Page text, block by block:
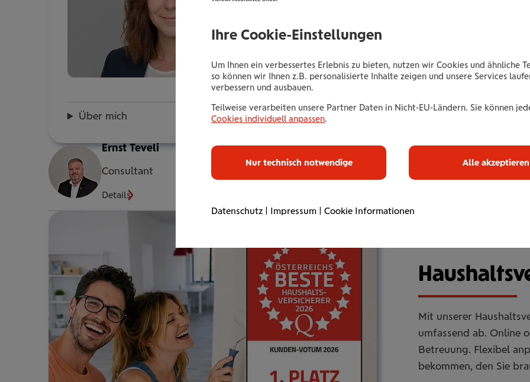
Mobil:+436646013963865
E-Mail:
Über mich
Ernst Teveli
Consultant
Details
Mit unserer
umfassend ab. Online
Betreuung. Flexibel
bekommen, den Sie
Ihre Cookie-Einstellungen
Um Ihnen ein verbessertes Erlebnis zu bieten, nutzen wir Cookies und ähnliche
so können wir Ihnen z.B. personalisierte Inhalte zeigen und unsere Services
verbessern und ausbauen.
Teilweise verarbeiten unsere Partner Daten in Nicht-EU-Ländern. Sie können
Cookies individuell anpassen.
Nur technisch notwendige Alle akzeptieren
Datenschutz | Impressum | Cookie Informationen